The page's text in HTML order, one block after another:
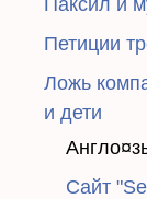
Паксил и
Петиции
Ложь
и дети
Сайт